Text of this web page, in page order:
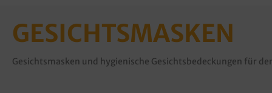
GESICHTSMASKEN
Gesichtsmasken und hygienische Gesichtsbedeckungen für